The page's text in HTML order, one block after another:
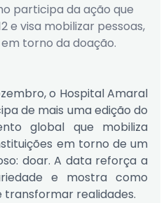
participa da ação que
e visa mobilizar pessoas,
torno da doação.
o Hospital Amaral
de mais uma edição do
global que mobiliza
em torno de um
doar. A data reforça a
e mostra como
realidades.